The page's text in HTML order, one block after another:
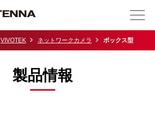
VIVOTEK ネットワークカメラ ボックス型
製品情報